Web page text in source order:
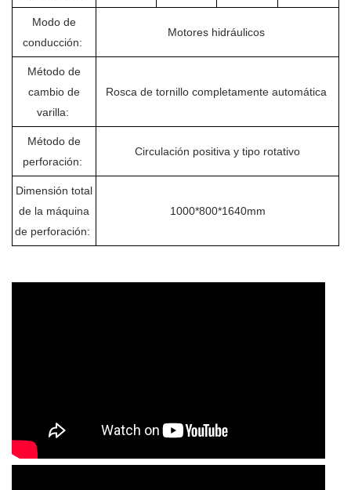
Modo de
conducción:
Motores hidráulicos
Método de
cambio de
varilla:
Rosca de tornillo completamente automática
Método de
perforación:
Circulación positiva y tipo rotativo
Dimensión total
de la máquina
de perforación:
1000*800*1640mm